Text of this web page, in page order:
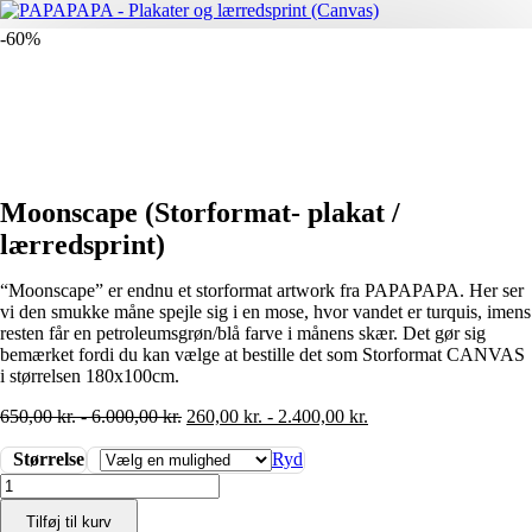
-60%
Moonscape (Storformat- plakat /
lærredsprint)
“Moonscape” er endnu et storformat artwork fra PAPAPAPA. Her ser
vi den smukke måne spejle sig i en mose, hvor vandet er turquis, imens
resten får en petroleumsgrøn/blå farve i månens skær. Det gør sig
bemærket fordi du kan vælge at bestille det som Storformat CANVAS
i størrelsen 180x100cm.
650,00kr.-6.000,00kr. 260,00 kr. - 2.400,00 kr.
Størrelse
Ryd
Moonscape
(Storformat-
plakatTilføj til kurv